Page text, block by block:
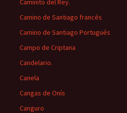
Caminito del Rey.
Camino de Santiago francés
Camino de Santiago Portugués
Campo de Criptana
Candelario.
Canela
Cangas de Onís
Canguro